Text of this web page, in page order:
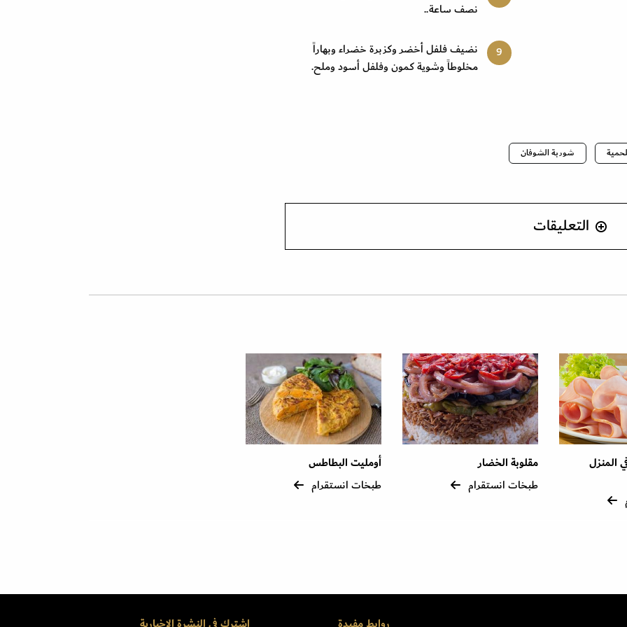
نصف ساعة..
نضيف فلفل أخضر وكزبرة خضراء وبهاراً
مخلوطاً وشوية كمون وفلفل أسود وملح.
شوربة الشوفان
التعليقات
المنزل
مقلوبة الخضار
طبخات انستقرام
أومليت البطاطس
طبخات انستقرام